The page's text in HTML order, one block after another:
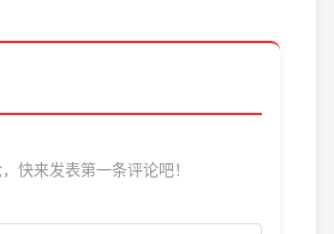
快来发表第一条评论吧！